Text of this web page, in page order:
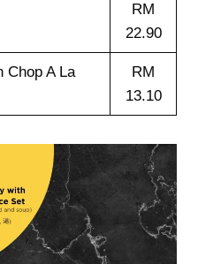
RM
22.90
Chop A La
RM
13.10